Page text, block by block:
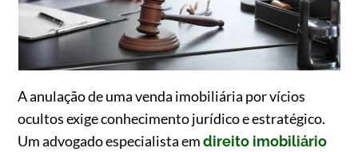
A anulação de uma venda imobiliária por vícios
ocultos exige conhecimento jurídico e estratégico.
Um advogado especialista emdireito imobiliário